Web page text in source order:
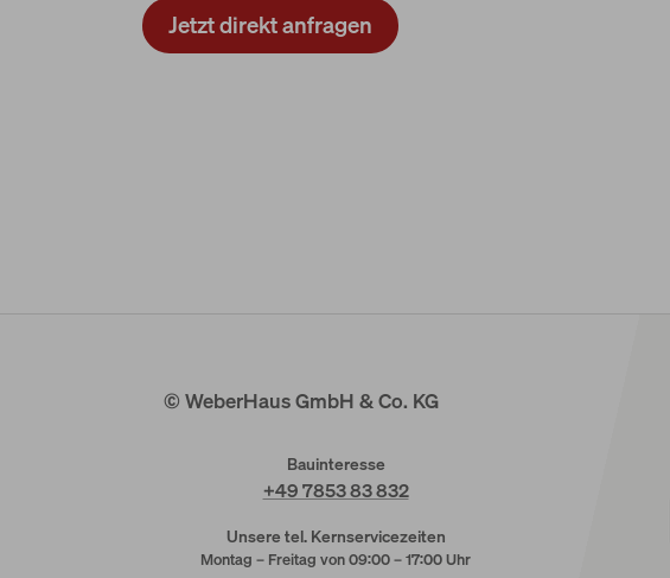
Jetzt direkt anfragen
© WeberHaus GmbH & Co. KG
Bauinteresse
+49 7853 83 832
Unsere tel. Kernservicezeiten
Montag – Freitag von 09:00 – 17:00 Uhr